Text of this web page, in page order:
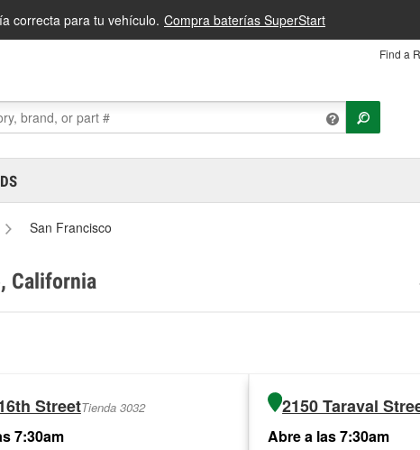
correcta para tu vehículo. Compra baterías SuperStart
Find a
San Francisco
California
StreetTienda 3032
7:30am
2150 Taraval
Abre a las 7:30am